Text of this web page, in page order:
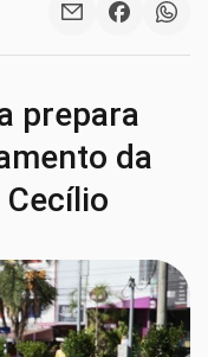
prepara
da